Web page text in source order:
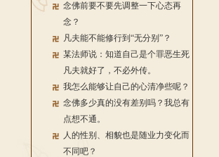
念佛前要不要先调整一下心态再
念？
凡夫能不能修行到“无分别”？
某法师说：知道自己是个罪恶生死
凡夫就好了，不必外传。
我怎么能够让自己的心清净些呢？
念佛多少真的没有差别吗？我总有
点想不通。
人的性别、相貌也是随业力变化而
不同吧？